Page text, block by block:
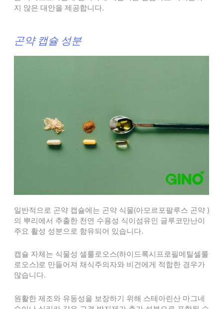
지 않은 대안을 제공합니다.
곤약 캡슐 성분
일반적으로 곤약 캡슐에는 곤약 식물(아모르포팔루스 곤약 )
의 뿌리에서 추출한 천연 수용성 식이섬유인 글루코만난이
주요 활성 성분으로 함유되어 있습니다.
캡슐 자체는 식물성 셀룰로오스(하이드록시프로필메틸셀룰
로오스)로 만들어져 채식주의자와 비건에게 적합한 경우가
많습니다.
원활한 제조와 유동성을 보장하기 위해 스테아린산 마그네